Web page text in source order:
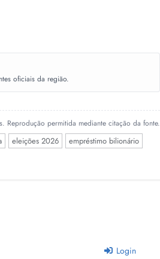
oficiais da região.
Reprodução permitida mediante citação da fonte.
eleições 2026
empréstimo bilionário
Login